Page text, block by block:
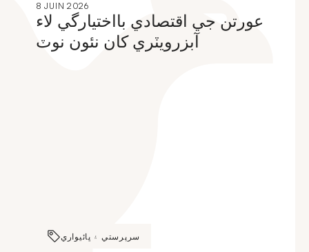
8 JUIN 2026
عورتن جي اقتصادي بااختيارگي لاء
آبزرويٽري کان نئون نوٽ
سرپرستي ۽ ڀائيواري